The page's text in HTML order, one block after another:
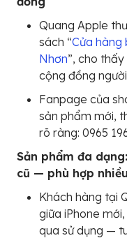
Quang Apple
sách “Cửa hàng
Nhơn”, cho
cộng đồng
Fanpage của
sản phẩm mới,
rõ ràng: 0965
Sản phẩm đa
cũ — phù hợp
Khách hàng tại
giữa iPhone
qua sử dụng —